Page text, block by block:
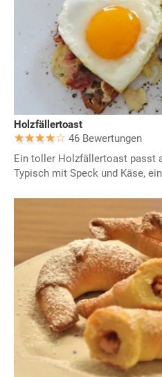
Holzfällertoast
46 Bewertungen
Ein toller Holzfällertoast passt
Typisch mit Speck und Käse,